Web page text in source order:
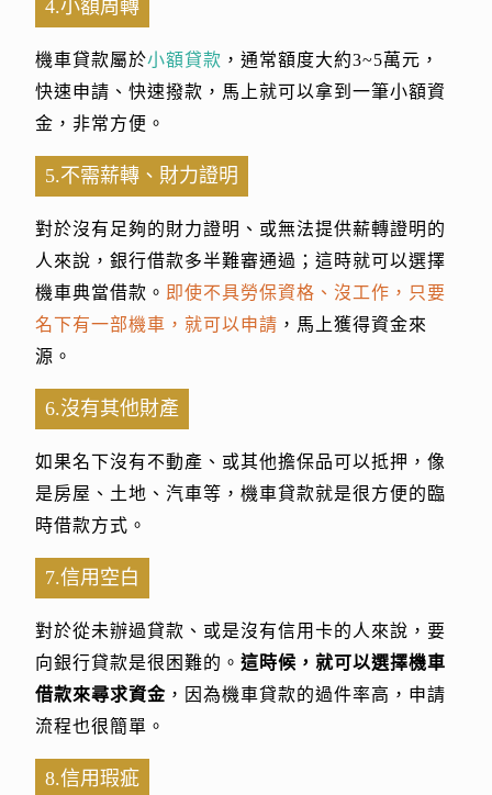
4.小額周轉
機車貸款屬於小額貸款 ，通常額度大約3~5萬元，
快速申請、快速撥款，馬上就可以拿到一筆小額資
金，非常方便。
5.不需薪轉、財力證明
對於沒有足夠的財力證明、或無法提供薪轉證明的
人來說，銀行借款多半難審通過；這時就可以選擇
機車典當借款。 即使不具勞保資格、沒工作，只要
名下有一部機車，就可以申請 ，馬上獲得資金來
源。
6.沒有其他財產
如果名下沒有不動產、或其他擔保品可以抵押，像
是房屋、土地、汽車等，機車貸款就是很方便的臨
時借款方式。
7.信用空白
對於從未辦過貸款、或是沒有信用卡的人來說，要
向銀行貸款是很困難的。這時候，就可以選擇機車
借款來尋求資金 ，因為機車貸款的過件率高，申請
流程也很簡單。
8.信用瑕疵